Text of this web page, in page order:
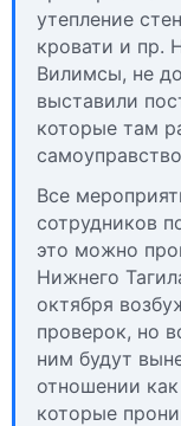
утепление
кровати и пр.
Вилимсы, не
выставили
которые там
Все
сотрудников
это можно
Нижнего
октября
проверок, но
ним будут
отношении
которые